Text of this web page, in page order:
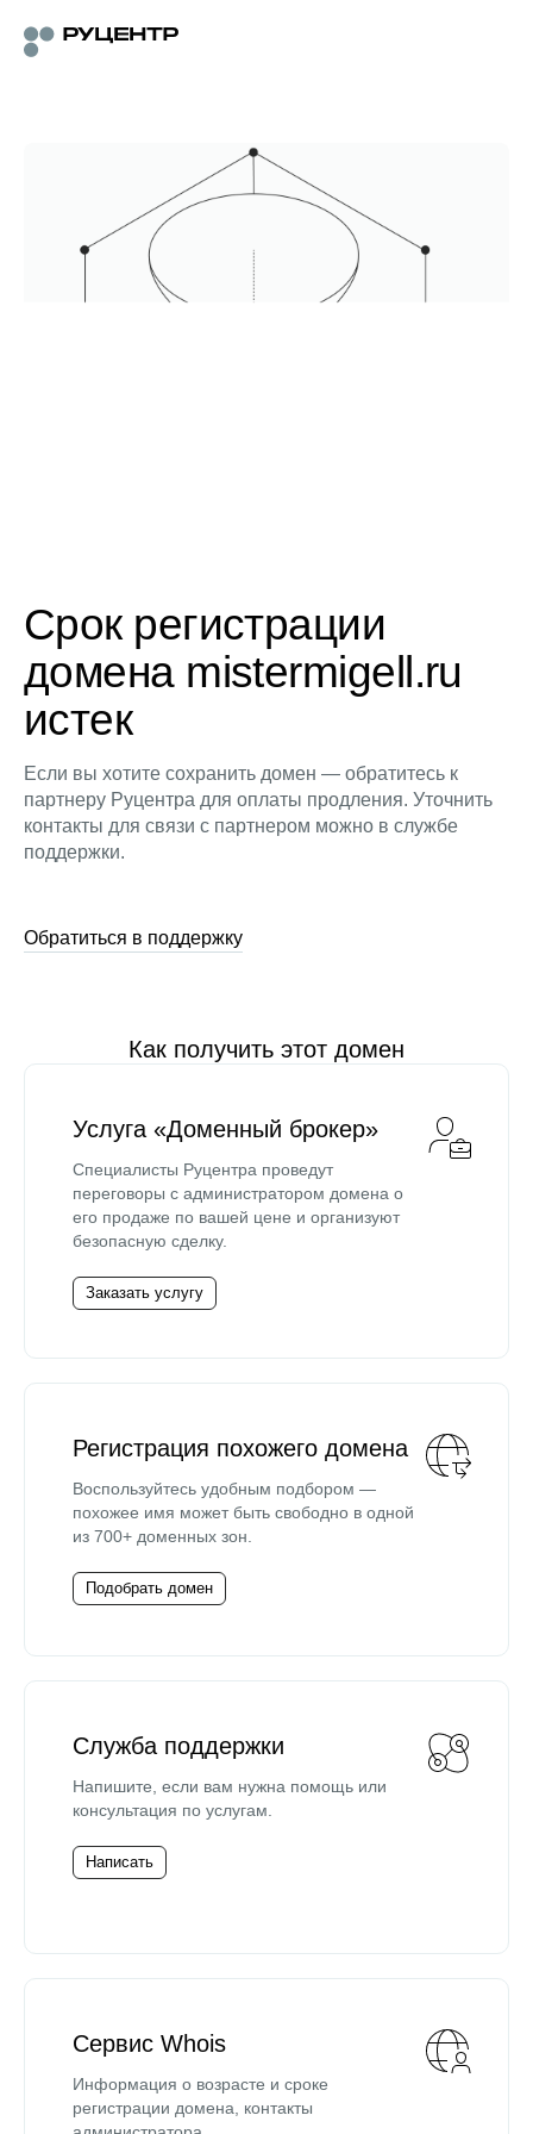
Срок регистрации
домена mistermigell.ru
истек
Если вы хотите сохранить домен — обратитесь к
партнеру Руцентра для оплаты продления. Уточнить
контакты для связи с партнером можно в службе
поддержки.
Обратиться в поддержку
Как получить этот домен
Услуга «Доменный брокер»
Специалисты Руцентра проведут
переговоры с администратором домена о
его продаже по вашей цене и организуют
безопасную сделку.
Заказать услугу
Регистрация похожего домена
Воспользуйтесь удобным подбором —
похожее имя может быть свободно в одной
из 700+ доменных зон.
Подобрать домен
Служба поддержки
Напишите, если вам нужна помощь или
консультация по услугам.
Написать
Сервис Whois
Информация о возрасте и сроке
регистрации домена, контакты